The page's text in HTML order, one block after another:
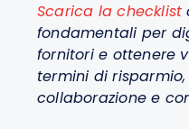
Scarica la checklist
fondamentali per
fornitori e ottenere
termini di risparmio,
collaborazione e